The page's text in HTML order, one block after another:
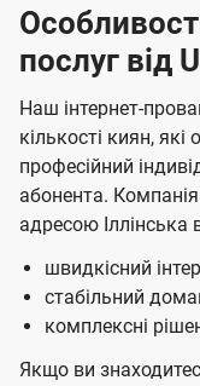
послуг від
Наш інтернет-
кількості киян, які
професійний
абонента.
адресою Іллінська
швидкісний
стабільний
комплексні
Якщо ви